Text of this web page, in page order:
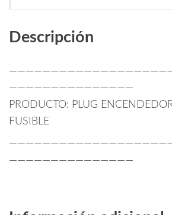
Descripción
———————————————
PRODUCTO: PLUG
FUSIBLE
———————————————